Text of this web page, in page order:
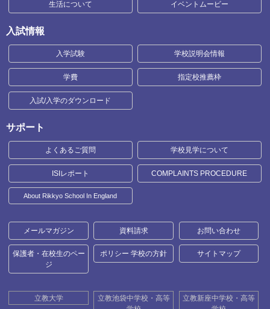
生活について イベントムービー
入試情報
入学試験 学校説明会情報
学費 指定校推薦枠
入試/入学のダウンロード
サポート
よくあるご質問 学校見学について
ISIレポート COMPLAINTS PROCEDURE
About Rikkyo School In England
メールマガジン 資料請求 お問い合わせ
保護者・在校生のペー
ジ
ポリシー 学校の方針 サイトマップ
立教大学
立教池袋中学校・高等
立教新座中学校・高等